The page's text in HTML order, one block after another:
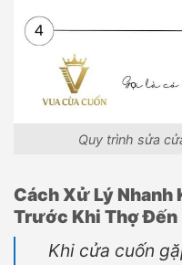
Quy trình sửa
Cách Xử Lý Nhanh
Trước Khi Thợ Đến
Khi cửa cuốn